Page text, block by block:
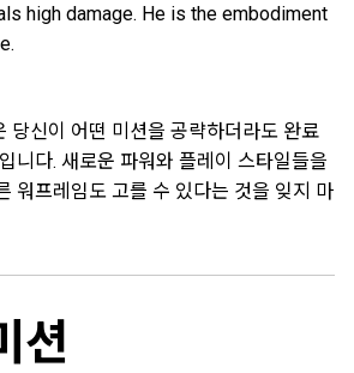
high damage. He is the embodiment
당신이 어떤 미션을 공략하더라도 완료
니다. 새로운 파워와 플레이 스타일들을
워프레임도 고를 수 있다는 것을 잊지 마
션